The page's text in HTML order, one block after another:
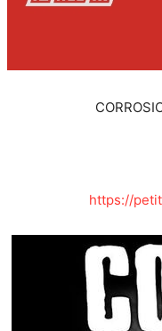
https://